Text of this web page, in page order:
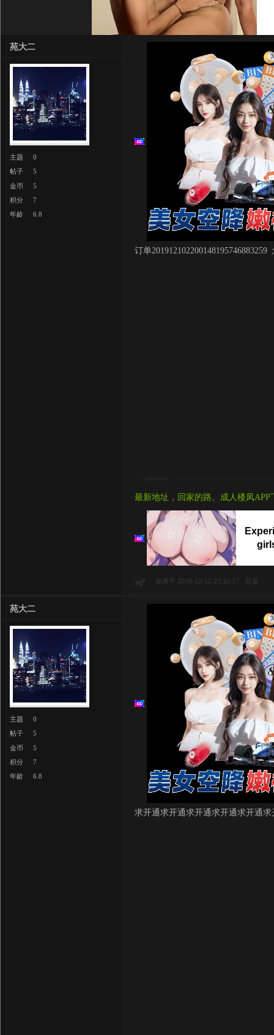
苑大二
主题
0
帖子
5
金币
5
积分
7
年龄
6.8
订单
最新地址，回家的路。成人楼凤APP
75# 发表于 2019-12-12 23:10:17 回复
苑大二
主题
0
帖子
5
金币
5
积分
7
年龄
6.8
求开通求开通求开通求开通求开通